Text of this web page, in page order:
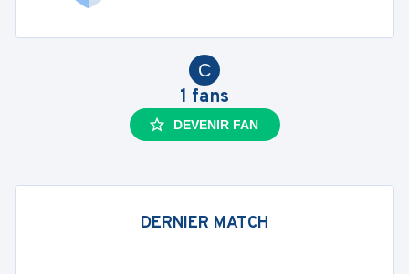
C
1 fans
DEVENIR FAN
DERNIER MATCH